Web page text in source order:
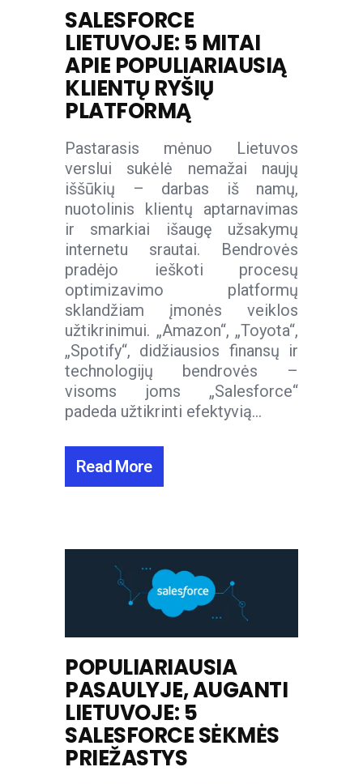
SALESFORCE
LIETUVOJE: 5 MITAI
APIE POPULIARIAUSIĄ
KLIENTŲ RYŠIŲ
PLATFORMĄ
Pastarasis mėnuo Lietuvos
verslui sukėlė nemažai naujų
iššūkių – darbas iš namų,
nuotolinis klientų aptarnavimas
ir smarkiai išaugę užsakymų
internetu srautai. Bendrovės
pradėjo ieškoti procesų
optimizavimo platformų
sklandžiam įmonės veiklos
užtikrinimui. „Amazon“, „Toyota“,
„Spotify“, didžiausios finansų ir
technologijų bendrovės –
visoms joms „Salesforce“
padeda užtikrinti efektyvią...
Read More
POPULIARIAUSIA
PASAULYJE, AUGANTI
LIETUVOJE: 5
SALESFORCE SĖKMĖS
PRIEŽASTYS